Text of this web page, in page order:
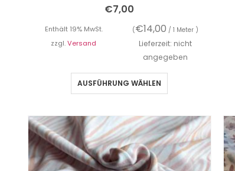
€7,00
Enthält 19% MwSt. (€14,00 / 1 Meter )
zzgl.Versand
Lieferzeit: nicht
angegeben
AUSFÜHRUNG WÄHLEN